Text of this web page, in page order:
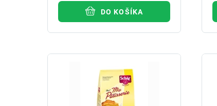
DO KOŠÍKA